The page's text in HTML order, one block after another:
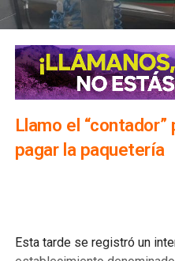
Llamo el
pagar la paquetería
Esta tarde se registró un